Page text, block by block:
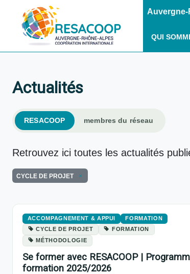
Auvergne-
QUI
Actualités
RESACOOP membres du réseau
Retrouvez ici toutes les actualités
CYCLE DE PROJET
ACCOMPAGNEMENT & APPUI
FORMATION
CYCLE DE PROJET
FORMATION
MÉTHODOLOGIE
Se former avec RESACOOP |
formation 2025/2026